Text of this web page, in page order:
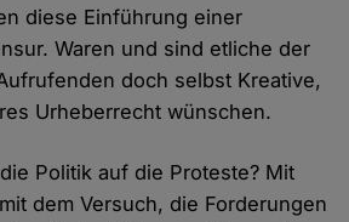
diese Einführung einer
Waren und sind etliche der
doch selbst Kreative,
Urheberrecht wünschen.
Politik auf die Proteste? Mit
dem Versuch, die Forderungen